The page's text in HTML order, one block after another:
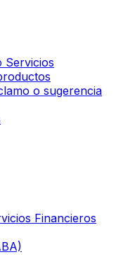
Servicios
o sugerencia
Financieros